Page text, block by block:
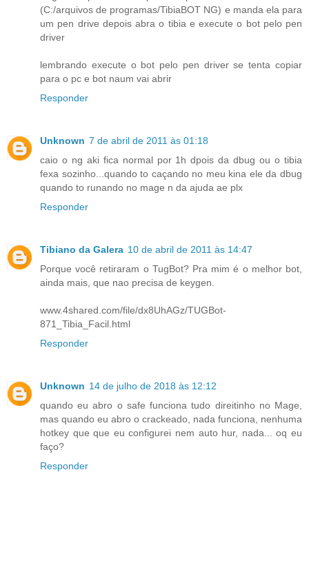
(C:/arquivos de programas/TibiaBOT NG) e manda ela para
um pen drive depois abra o tibia e execute o bot pelo pen
driver
lembrando execute o bot pelo pen driver se tenta copiar
para o pc e bot naum vai abrir
Responder
Unknown 7 de abril de 2011 às 01:18
caio o ng aki fica normal por 1h dpois da dbug ou o tibia
fexa sozinho...quando to caçando no meu kina ele da dbug
quando to runando no mage n da ajuda ae plx
Responder
Tibiano da Galera 10 de abril de 2011 às 14:47
Porque você retiraram o TugBot? Pra mim é o melhor bot,
ainda mais, que nao precisa de keygen.
www.4shared.com/file/dx8UhAGz/TUGBot-
871_Tibia_Facil.html
Responder
Unknown 14 de julho de 2018 às 12:12
quando eu abro o safe funciona tudo direitinho no Mage,
mas quando eu abro o crackeado, nada funciona, nenhuma
hotkey que que eu configurei nem auto hur, nada... oq eu
faço?
Responder